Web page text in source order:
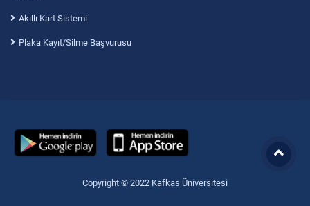
Akıllı Kart Sistemi
Plaka Kayıt/Silme Başvurusu
Copyright © 2022 Kafkas Üniversitesi